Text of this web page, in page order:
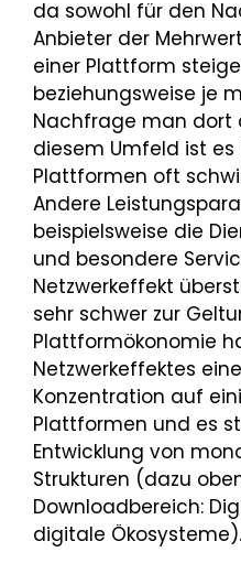
da sowohl für den
Anbieter der
einer Plattform
beziehungsweise je
Nachfrage man dort
diesem Umfeld ist es
Plattformen oft
Andere
beispielsweise die
und besondere
Netzwerkeffekt
sehr schwer zur
Plattformökonomie
Netzwerkeffektes
Konzentration auf
Plattformen und es
Entwicklung von
Strukturen (dazu
Downloadbereich:
digitale Ökosysteme).